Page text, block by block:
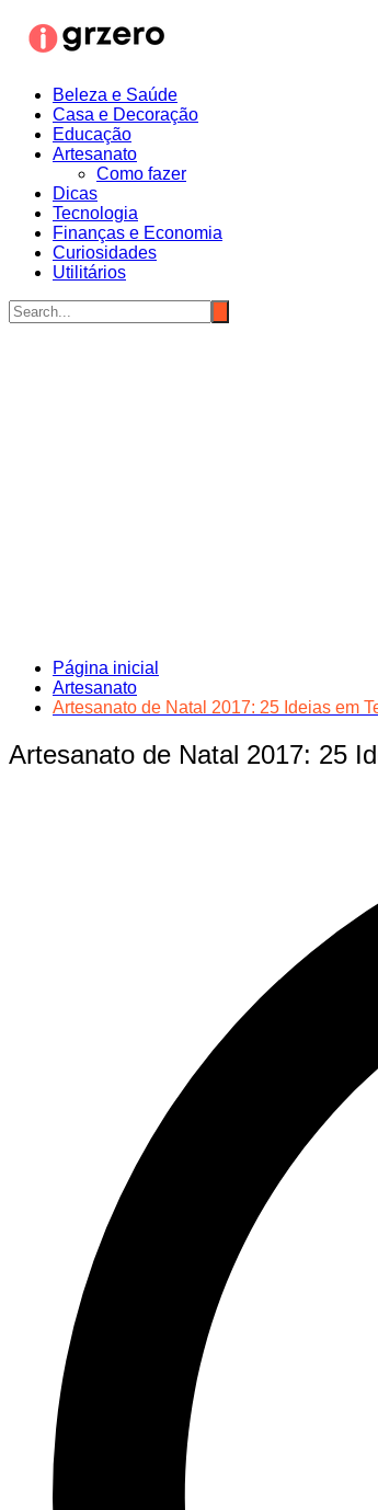
para
Beleza e Saúde
Casa e Decoração
Educação
Artesanato
Como fazer
Dicas
Tecnologia
Finanças e Economia
Curiosidades
Utilitários
Página inicial
Artesanato
Artesanato de Natal 2017: 25 Ideias em
Artesanato de Natal 2017: 25